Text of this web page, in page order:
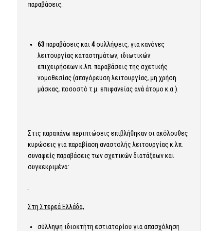
παραβάσεις.
63παραβάσεις και4συλλήψεις, για κανόνες
λειτουργίας καταστημάτων, ιδιωτικών
επιχειρήσεων κ.λπ. παραβάσεις της σχετικής
νομοθεσίας (απαγόρευση λειτουργίας, μη χρήση
μάσκας, ποσοστό τ.μ. επιφανείας ανά άτομο κ.α.).
Στις παραπάνω περιπτώσεις επιβλήθηκαν οι ακόλουθες
κυρώσεις για παραβίαση αναστολής λειτουργίας κ.λπ.
συναφείς παραβάσεις των σχετικών διατάξεων και
συγκεκριμένα:
Στη Στερεά Ελλάδα,
σύλληψη ιδιοκτήτη εστιατορίου για απασχόληση